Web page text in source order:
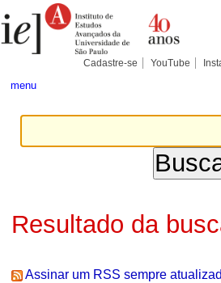
para
conteúdo.
Pessoais
Cadastre-se YouTube
menu
Resultado da
Assinar um RSS sempre